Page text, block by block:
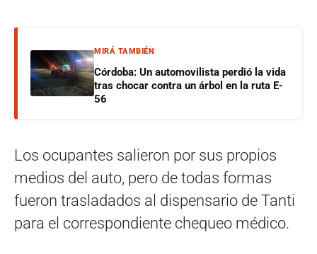
MIRÁ TAMBIÉN
Córdoba: Un automovilista perdió la vida
tras chocar contra un árbol en la ruta E-
56
Los ocupantes salieron por sus propios
medios del auto, pero de todas formas
fueron trasladados al dispensario de Tanti
para el correspondiente chequeo médico.